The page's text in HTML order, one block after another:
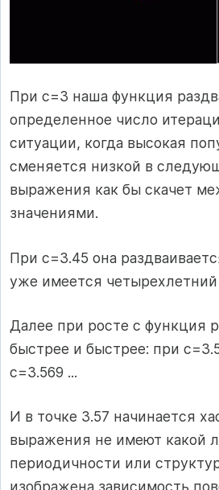
При с=3 наша функция
определенное число
ситуации, когда высокая
сменяется низкой в
выражения как бы скачет
значениями.
При с=3.45 она
уже имеется
Далее при росте с функция
быстрее и быстрее: при
с=3.569 ...
И в точке 3.57 начинается
выражения не имеют какой
периодичности или